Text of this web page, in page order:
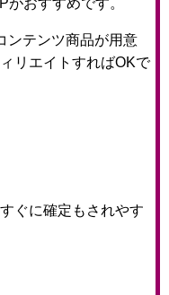
ンテンツ商品が用意
リエイトすればOKで
ぐに確定もされやす